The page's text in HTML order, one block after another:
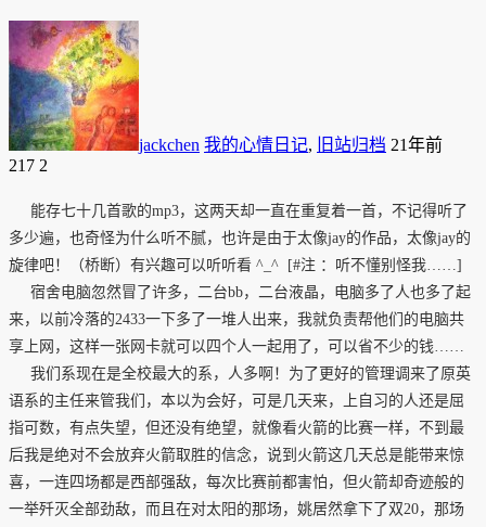
jackchen 我的心情日记, 旧站归档 21年前
217 2
能存七十几首歌的mp3，这两天却一直在重复着一首，不记得听了
多少遍，也奇怪为什么听不腻，也许是由于太像jay的作品，太像jay的
旋律吧！（桥断）有兴趣可以听听看 ^_^ [#注 ：听不懂别怪我……]
宿舍电脑忽然冒了许多，二台bb，二台液晶，电脑多了人也多了起
来，以前冷落的2433一下多了一堆人出来，我就负责帮他们的电脑共
享上网，这样一张网卡就可以四个人一起用了，可以省不少的钱……
我们系现在是全校最大的系，人多啊！为了更好的管理调来了原英
语系的主任来管我们，本以为会好，可是几天来，上自习的人还是屈
指可数，有点失望，但还没有绝望，就像看火箭的比赛一样，不到最
后我是绝对不会放弃火箭取胜的信念，说到火箭这几天总是能带来惊
喜，一连四场都是西部强敌，每次比赛前都害怕，但火箭却奇迹般的
一举歼灭全部劲敌，而且在对太阳的那场，姚居然拿下了双20，那场